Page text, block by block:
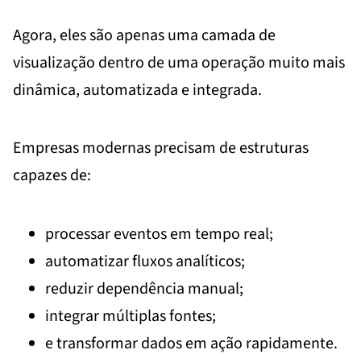
Agora, eles são apenas uma camada de
visualização dentro de uma operação muito mais
dinâmica, automatizada e integrada.
Empresas modernas precisam de estruturas
capazes de:
processar eventos em tempo real;
automatizar fluxos analíticos;
reduzir dependência manual;
integrar múltiplas fontes;
e transformar dados em ação rapidamente.